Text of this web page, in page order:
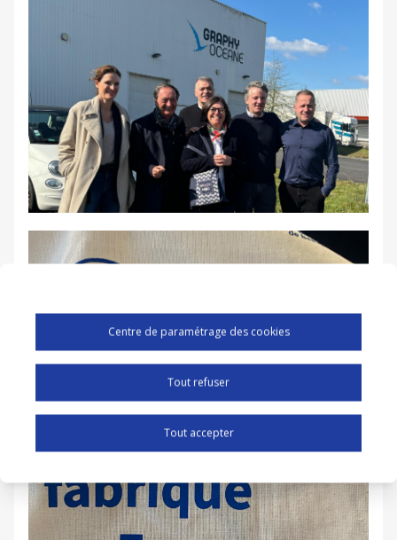
Centre de paramétrage des cookies
Tout refuser
Tout accepter